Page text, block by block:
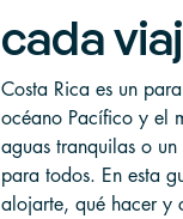
cada
Costa Rica es un
océano Pacífico y el
aguas tranquilas o
para todos. En esta
alojarte, qué hacer y